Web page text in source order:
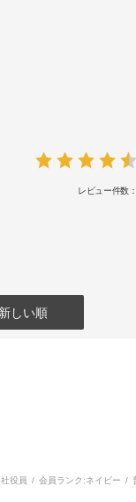
レビュー件数
しい順
役員 会員ランク:ネイビー